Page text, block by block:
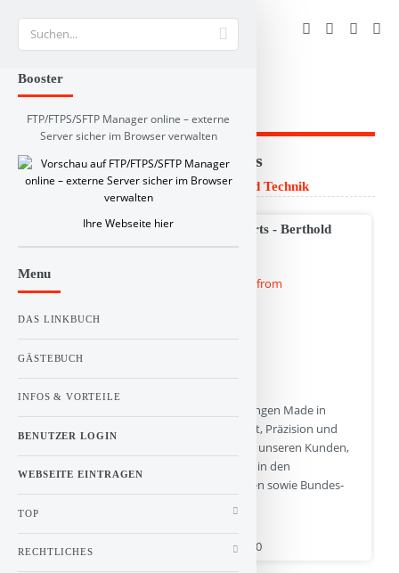
Branchen und RSS-Verzeichnis
Linkbuch>Wissenschaft und Technik
Measurement Solutions from the experts - Berthold
Technologies
Unsere innovativen technologischen Lösungen Made in
Germany sind bekannt für ihre Genauigkeit, Präzision und
unübertroffene Zuverlässigkeit und helfen unseren Kunden,
komplexe analytische Herausforderungen in den
unterschiedlichsten Branchen, Hochschulen sowie Bundes-
www.berthold.com | Hits : 0 | Stimme(n) : 0
Booster
FTP/FTPS/SFTP Manager online – externe
Server sicher im Browser verwalten
Ihre Webseite hier
Menu
DAS LINKBUCH
GÄSTEBUCH
INFOS & VORTEILE
BENUTZER LOGIN
WEBSEITE EINTRAGEN
TOP
RECHTLICHES